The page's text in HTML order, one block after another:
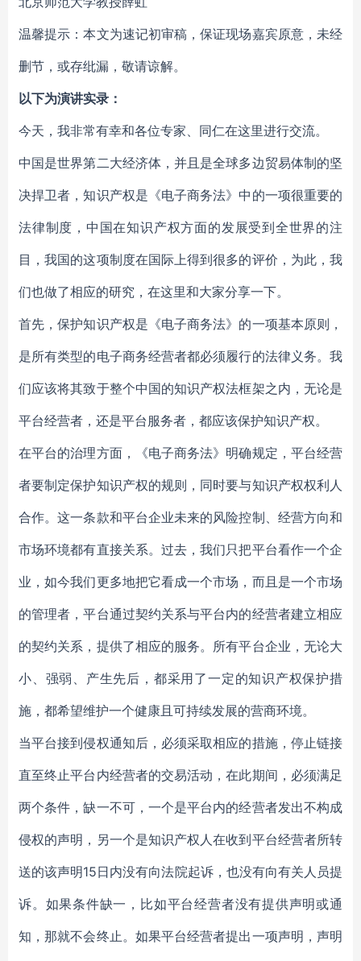
温馨提示：本文为速记初审稿，保证现场嘉宾原意，未经
删节，或存纰漏，敬请谅解。
以下为演讲实录：
今天，我非常有幸和各位专家、同仁在这里进行交流。
中国是世界第二大经济体，并且是全球多边贸易体制的坚
决捍卫者，知识产权是《电子商务法》中的一项很重要的
法律制度，中国在知识产权方面的发展受到全世界的注
目，我国的这项制度在国际上得到很多的评价，为此，我
们也做了相应的研究，在这里和大家分享一下。
首先，保护知识产权是《电子商务法》的一项基本原则，
是所有类型的电子商务经营者都必须履行的法律义务。我
们应该将其致于整个中国的知识产权法框架之内，无论是
平台经营者，还是平台服务者，都应该保护知识产权。
在平台的治理方面，《电子商务法》明确规定，平台经营
者要制定保护知识产权的规则，同时要与知识产权权利人
合作。这一条款和平台企业未来的风险控制、经营方向和
市场环境都有直接关系。过去，我们只把平台看作一个企
业，如今我们更多地把它看成一个市场，而且是一个市场
的管理者，平台通过契约关系与平台内的经营者建立相应
的契约关系，提供了相应的服务。所有平台企业，无论大
小、强弱、产生先后，都采用了一定的知识产权保护措
施，都希望维护一个健康且可持续发展的营商环境。
当平台接到侵权通知后，必须采取相应的措施，停止链接
直至终止平台内经营者的交易活动，在此期间，必须满足
两个条件，缺一不可，一个是平台内的经营者发出不构成
侵权的声明，另一个是知识产权人在收到平台经营者所转
送的该声明15日内没有向法院起诉，也没有向有关人员提
诉。如果条件缺一，比如平台经营者没有提供声明或通
知，那就不会终止。如果平台经营者提出一项声明，声明